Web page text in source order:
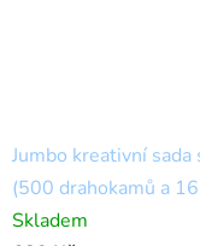
Jumbo kreativní
(500 drahokamů a
Skladem